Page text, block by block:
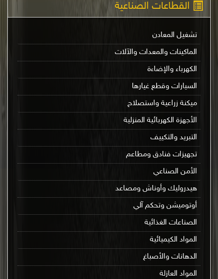
القطاعات الصناعية
تشغيل المعادن
الماكينات والمعدات والآلات
الكهرباء والإضاءة
السيارات وقطع غيارها
ميكنة زراعية واستصلاح
الأجهزة الكهربائية المنزلية
التبريد والتكييف
تجهيزات فنادق ومطاعم
الأمن الصناعي
هيدروليك وأوناش ومصاعد
أوتوميشن وتحكم آلي
الصناعات الغذائية
المواد الكيميائية
الدهانات والأصباغ
المواد العازلة